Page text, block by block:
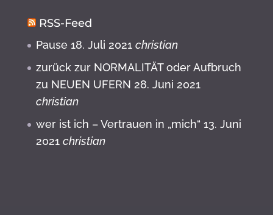
RSS-Feed
Pause 18. Juli 2021 christian
zurück zur NORMALITÄT oder Aufbruch
zu NEUEN UFERN 28. Juni 2021
christian
wer ist ich – Vertrauen in „mich“ 13. Juni
2021 christian